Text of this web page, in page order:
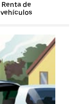
Renta de
vehículos